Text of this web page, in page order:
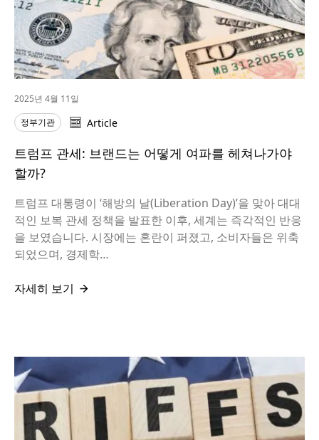
2025년 4월 11일
정부기관
Article
트럼프 관세: 브랜드는 어떻게 여파를 헤쳐나가야
할까?
트럼프 대통령이 ‘해방의 날(Liberation Day)’을 맞아 대대
적인 보복 관세 정책을 발표한 이후, 세계는 즉각적인 반응
을 보였습니다. 시장에는 혼란이 퍼졌고, 소비자들은 위축
되었으며, 경제학…
자세히 보기